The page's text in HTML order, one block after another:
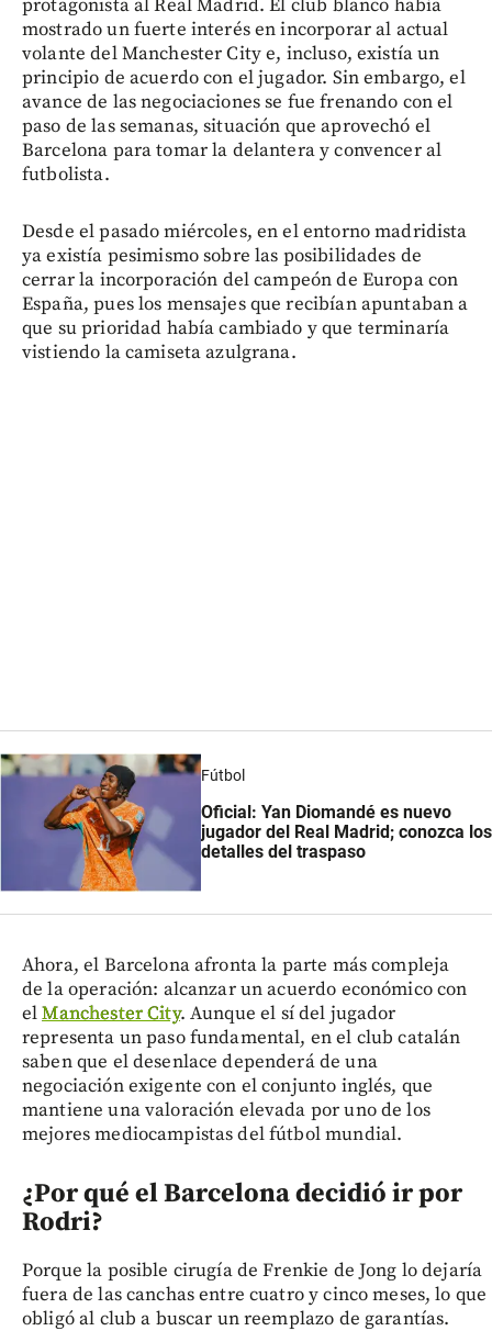
protagonista al Real Madrid. El club blanco había
mostrado un fuerte interés en incorporar al actual
volante del Manchester City e, incluso, existía un
principio de acuerdo con el jugador. Sin embargo, el
avance de las negociaciones se fue frenando con el
paso de las semanas, situación que aprovechó el
Barcelona para tomar la delantera y convencer al
futbolista.
Desde el pasado miércoles, en el entorno madridista
ya existía pesimismo sobre las posibilidades de
cerrar la incorporación del campeón de Europa con
España, pues los mensajes que recibían apuntaban a
que su prioridad había cambiado y que terminaría
vistiendo la camiseta azulgrana.
Fútbol
Oficial: Yan Diomandé es nuevo
jugador del Real Madrid; conozca los
detalles del traspaso
Ahora, el Barcelona afronta la parte más compleja
de la operación: alcanzar un acuerdo económico con
elManchester City. Aunque el sí del jugador
representa un paso fundamental, en el club catalán
saben que el desenlace dependerá de una
negociación exigente con el conjunto inglés, que
mantiene una valoración elevada por uno de los
mejores mediocampistas del fútbol mundial.
¿Por qué el Barcelona decidió ir por
Rodri?
Porque la posible cirugía de Frenkie de Jong lo dejaría
fuera de las canchas entre cuatro y cinco meses, lo que
obligó al club a buscar un reemplazo de garantías.